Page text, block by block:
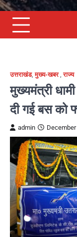
उत्तराखंड,मुख्य-खबर,राज्य
मुख्यमंत्री
दी गई बस को
admin